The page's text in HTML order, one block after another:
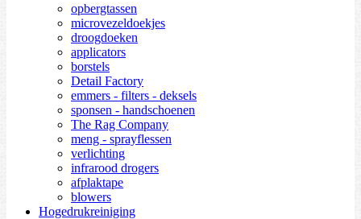
opbergtassen
microvezeldoekjes
droogdoeken
applicators
borstels
Detail Factory
emmers - filters - deksels
sponsen - handschoenen
The Rag Company
meng - sprayflessen
verlichting
infrarood drogers
afplaktape
blowers
Hogedrukreiniging